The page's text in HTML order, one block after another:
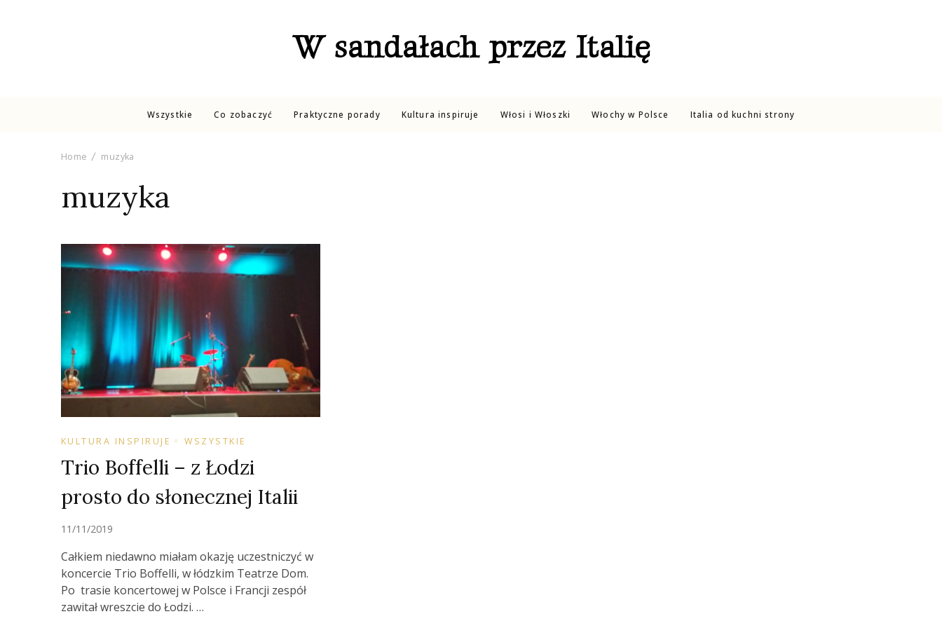
W sandałach przez Italię
Wszystkie Co zobaczyć Praktyczne porady Kultura inspiruje Włosi i Włoszki Włochy w Polsce Italia od kuchni strony
Home muzyka
muzyka
KULTURA INSPIRUJE WSZYSTKIE
Trio Boffelli – z Łodzi
prosto do słonecznej Italii
11/11/2019
Całkiem niedawno miałam okazję uczestniczyć w
koncercie Trio Boffelli, w łódzkim Teatrze Dom.
Po trasie koncertowej w Polsce i Francji zespół
zawitał wreszcie do Łodzi. …